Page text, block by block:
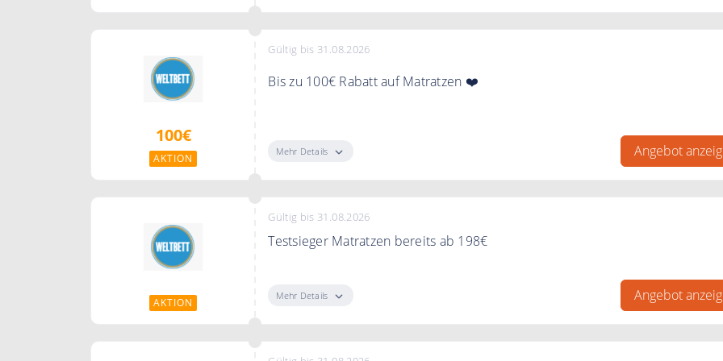
100€
AKTION
Gültig bis 31.08.2026
Bis zu 100€ Rabatt auf Matratzen ❤️
Mehr Details Angebot
AKTION
Gültig bis 31.08.2026
Testsieger Matratzen bereits ab 198€
Mehr Details Angebot